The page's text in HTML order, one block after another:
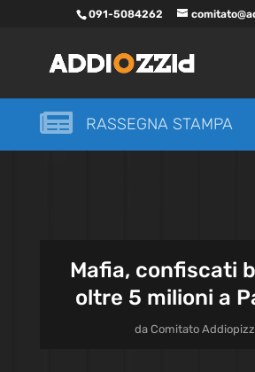
091-5084262
 RASSEGNA STAMPA
Mafia, confiscati
oltre 5 milioni a
daComitato